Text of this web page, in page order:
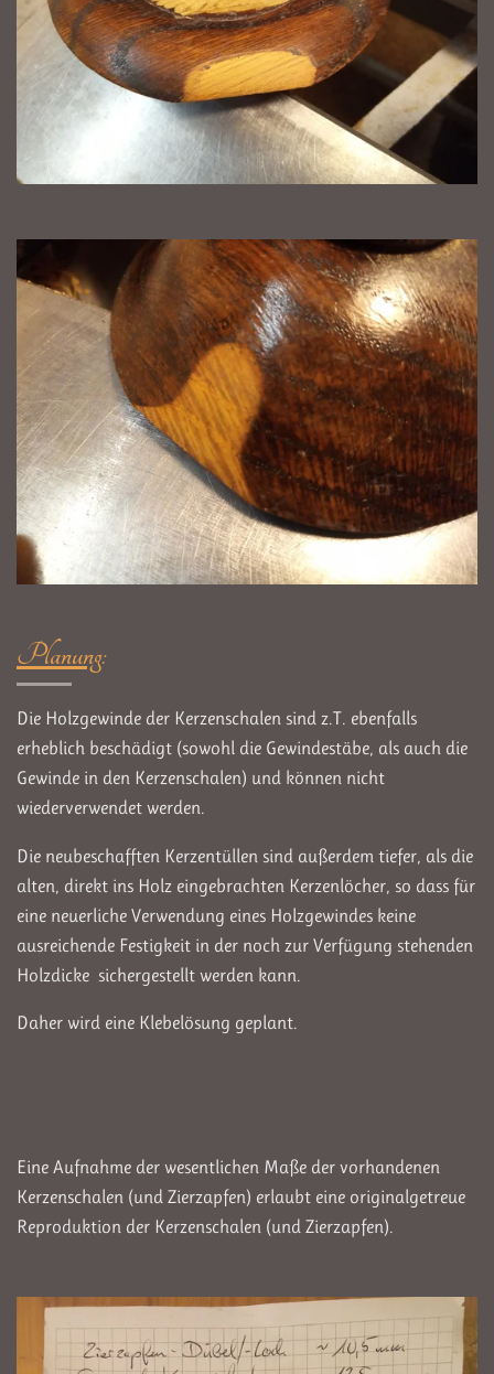
Planung:
Die Holzgewinde der Kerzenschalen sind z.T. ebenfalls
erheblich beschädigt (sowohl die Gewindestäbe, als auch die
Gewinde in den Kerzenschalen) und können nicht
wiederverwendet werden.
Die neubeschafften Kerzentüllen sind außerdem tiefer, als die
alten, direkt ins Holz eingebrachten Kerzenlöcher, so dass für
eine neuerliche Verwendung eines Holzgewindes keine
ausreichende Festigkeit in der noch zur Verfügung stehenden
Holzdicke sichergestellt werden kann.
Daher wird eine Klebelösung geplant.
Eine Aufnahme der wesentlichen Maße der vorhandenen
Kerzenschalen (und Zierzapfen) erlaubt eine originalgetreue
Reproduktion der Kerzenschalen (und Zierzapfen).